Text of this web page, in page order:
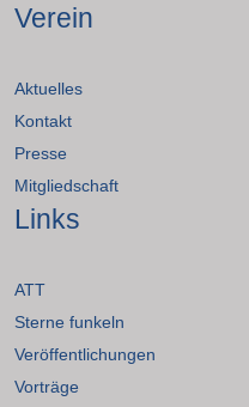
Verein
Aktuelles
Kontakt
Presse
Mitgliedschaft
Links
ATT
Sterne funkeln
Veröffentlichungen
Vorträge